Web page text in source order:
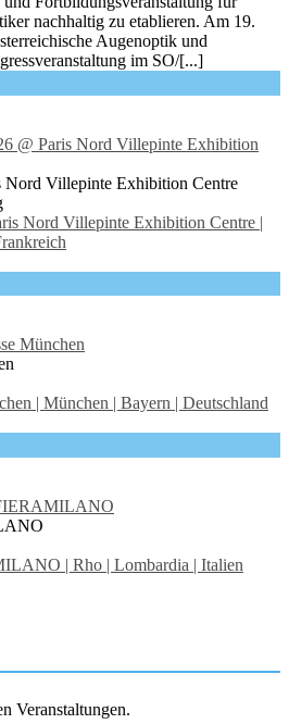
nachhaltig zu etablieren. Am 19.
Augenoptik und
im SO/[...]
@ Paris Nord Villepinte Exhibition
Nord Villepinte Exhibition Centre
München
Veranstaltungen.